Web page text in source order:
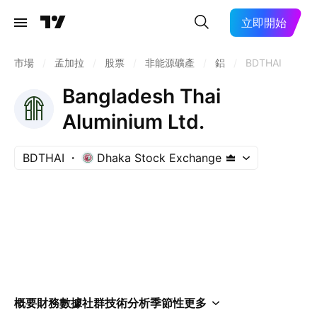
立即開始
市場 孟加拉 股票 非能源礦產 鋁 BDTHAI
Bangladesh Thai
Aluminium Ltd.
BDTHAI Dhaka Stock Exchange
概要財務數據社群技術分析季節性更多